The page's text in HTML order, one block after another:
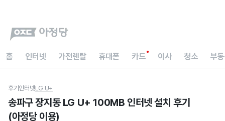
홈 인터넷 가전렌탈 휴대폰 카드 이사 청소 부
후기 인터넷LG U+
송파구 장지동 LG U+ 100MB 인터넷 설치 후기
(아정당 이용)